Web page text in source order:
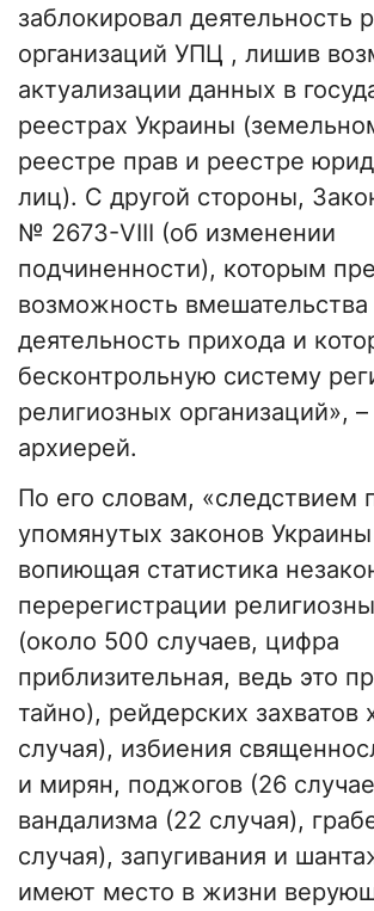
заблокировал деятельность
организаций УПЦ , лишив
актуализации данных в
реестрах Украины
реестре прав и реестре
лиц). С другой стороны,
№ 2673-VIII (об изменении
подчиненности), которым
возможность вмешательства
деятельность прихода и
бесконтрольную систему
религиозных организаций»,
архиерей.
По его словам, «следствием
упомянутых законов Украины
вопиющая статистика
перерегистрации
(около 500 случаев, цифра
приблизительная, ведь это
тайно), рейдерских захватов
случая), избиения
и мирян, поджогов (26
вандализма (22 случая),
случая), запугивания и
имеют место в жизни